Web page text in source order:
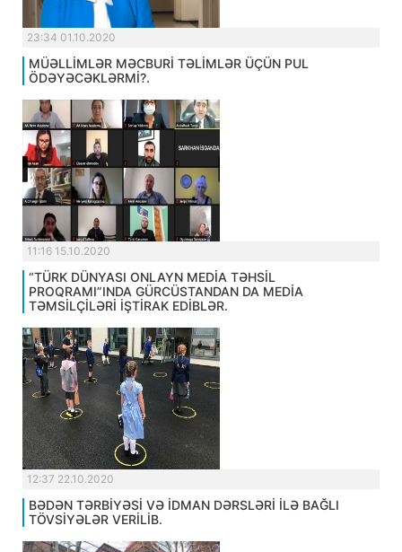
23:34 01.10.2020
MÜƏLLİMLƏR MƏCBURİ TƏLİMLƏR ÜÇÜN PUL
ÖDƏYƏCƏKLƏRMİ?.
11:16 15.10.2020
“TÜRK DÜNYASI ONLAYN MEDİA TƏHSİL
PROQRAMI”INDA GÜRCÜSTANDAN DA MEDİA
TƏMSİLÇİLƏRİ İŞTİRAK EDİBLƏR.
12:37 22.10.2020
BƏDƏN TƏRBİYƏSİ VƏ İDMAN DƏRSLƏRİ İLƏ BAĞLI
TÖVSİYƏLƏR VERİLİB.